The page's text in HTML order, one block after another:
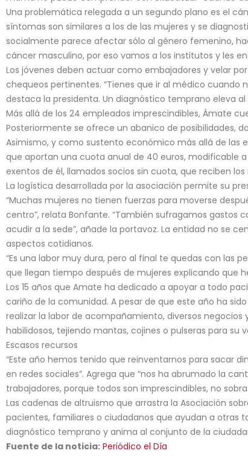
Una problemática relegada a un segundo plano es el
síntomas son similares a los de las mujeres y se
socialmente parece afectar sólo al género femenino,
cáncer masculino, por eso vamos a los institutos y les
Los jóvenes deben actuar como embajadores y velar
chequeos pertinentes. “Tienes que ir al médico
destaca la presidenta. Un diagnóstico temprano eleva
Más allá de los 24 empleados imprescindibles, Ámate
Posteriormente se ofrece un abanico de posibilidades,
Asimismo, y como sustento económico más allá de las
que aportan una cuota anual de 40 euros, modificable
exentos de él, llamados socios sin cuota, que reciben
La logística desarrollada por la asociación permite su
“Muchas mujeres no tienen fuerzas para moverse
centro”, relata Bonfante. “También sufragamos gastos
acudir a la sede”, añade la portavoz. La entidad no se
aspectos cotidianos.
“Es una labor muy dura, pero al final te quedas con las
que llegan tiempo después de mujeres explicando que
Los 15 años que Amate ha dedicado a apoyar a todo
cariño de la comunidad. A pesar de que este año ha
realizar la labor de acompañamiento, diversos
habilidosos, tejiendo mantas, cojines o pulseras para su
Escasos recursos
“Este año hemos tenido que reinventarnos para sacar
en redes sociales”. Agrega que “nos ha abrumado la
trabajadores, porque todos son imprescindibles, no sobra
Las cadenas de altruismo que arrastra la Asociación
pacientes, familiares o ciudadanos que ayudan a otras
diagnóstico temprano y anima al conjunto de la
Fuente de la noticia: Periódico el Día